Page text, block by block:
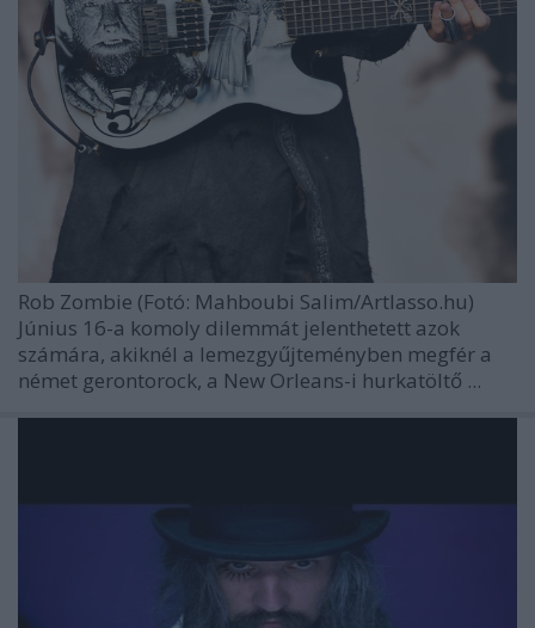
Rob Zombie (Fotó: Mahboubi Salim/Artlasso.hu)
Június 16-a komoly dilemmát jelenthetett azok
számára, akiknél a lemezgyűjteményben megfér a
német gerontorock, a New Orleans-i hurkatöltő ...